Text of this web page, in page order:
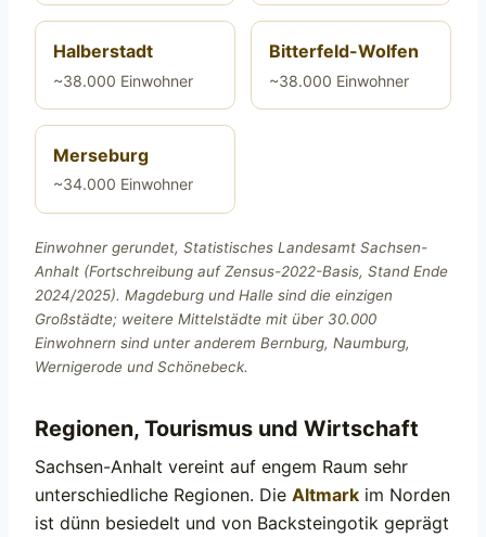
Halberstadt
~38.000 Einwohner
Bitterfeld-Wolfen
~38.000 Einwohner
Merseburg
~34.000 Einwohner
Einwohner gerundet, Statistisches Landesamt Sachsen-
Anhalt (Fortschreibung auf Zensus-2022-Basis, Stand Ende
2024/2025). Magdeburg und Halle sind die einzigen
Großstädte; weitere Mittelstädte mit über 30.000
Einwohnern sind unter anderem Bernburg, Naumburg,
Wernigerode und Schönebeck.
Regionen, Tourismus und Wirtschaft
Sachsen-Anhalt vereint auf engem Raum sehr
unterschiedliche Regionen. Die Altmark im Norden
ist dünn besiedelt und von Backsteingotik geprägt